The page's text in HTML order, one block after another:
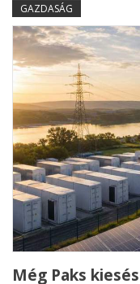
GAZDASÁG
Még Paks